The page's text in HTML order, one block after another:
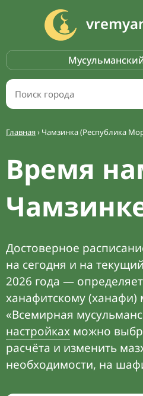
Главная› Чамзинка (Республика
Время
Достоверное
на сегодня и на
2026 года —
ханафитскому (ханафи)
«Всемирная
настройках можно
расчёта и изменить
необходимости, на